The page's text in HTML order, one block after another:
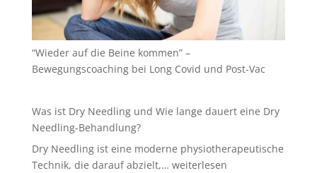
“Wieder auf die Beine kommen” –
Bewegungscoaching bei Long Covid und Post-Vac
Was ist Dry Needling und Wie lange dauert eine Dry
Needling-Behandlung?
Dry Needling ist eine moderne physiotherapeutische
Technik, die darauf abzielt,… Was
weiterlesen